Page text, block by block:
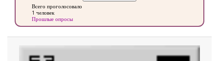
Всего проголосовало
1 человек
Прошлые опросы